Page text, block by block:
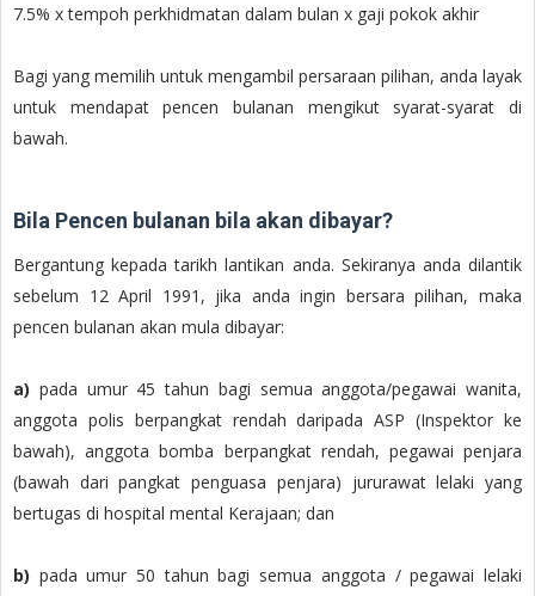
7.5% x tempoh perkhidmatan dalam bulan x gaji pokok akhir
Bagi yang memilih untuk mengambil persaraan pilihan, anda layak
untuk mendapat pencen bulanan mengikut syarat-syarat di
bawah.
Bila Pencen bulanan bila akan dibayar?
Bergantung kepada tarikh lantikan anda. Sekiranya anda dilantik
sebelum 12 April 1991, jika anda ingin bersara pilihan, maka
pencen bulanan akan mula dibayar:
a) pada umur 45 tahun bagi semua anggota/pegawai wanita,
anggota polis berpangkat rendah daripada ASP (Inspektor ke
bawah), anggota bomba berpangkat rendah, pegawai penjara
(bawah dari pangkat penguasa penjara) jururawat lelaki yang
bertugas di hospital mental Kerajaan; dan
b) pada umur 50 tahun bagi semua anggota / pegawai lelaki